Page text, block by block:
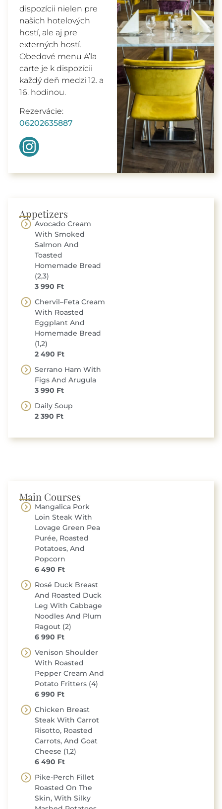
dispozícii nielen pre
našich hotelových
hostí, ale aj pre
externých hostí.
Obedové menu A’la
carte je k dispozícii
každý deň medzi 12. a
16. hodinou.
Rezervácie:
06202635887
Appetizers
Avocado Cream
With Smoked
Salmon And
Toasted
Homemade Bread
(2,3)
3 990 Ft
Chervil–Feta Cream
With Roasted
Eggplant And
Homemade Bread
(1,2)
2 490 Ft
Serrano Ham With
Figs And Arugula
3 990 Ft
Daily Soup
2 390 Ft
Main Courses
Mangalica Pork
Loin Steak With
Lovage Green Pea
Purée, Roasted
Potatoes, And
Popcorn
6 490 Ft
Rosé Duck Breast
And Roasted Duck
Leg With Cabbage
Noodles And Plum
Ragout (2)
6 990 Ft
Venison Shoulder
With Roasted
Pepper Cream And
Potato Fritters (4)
6 990 Ft
Chicken Breast
Steak With Carrot
Risotto, Roasted
Carrots, And Goat
Cheese (1,2)
6 490 Ft
Pike-Perch Fillet
Roasted On The
Skin, With Silky